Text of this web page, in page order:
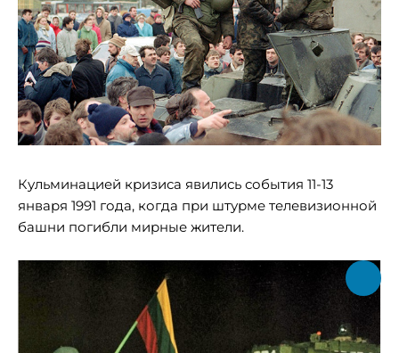
Кульминацией кризиса явились события 11-13
января 1991 года, когда при штурме телевизионной
башни погибли мирные жители.